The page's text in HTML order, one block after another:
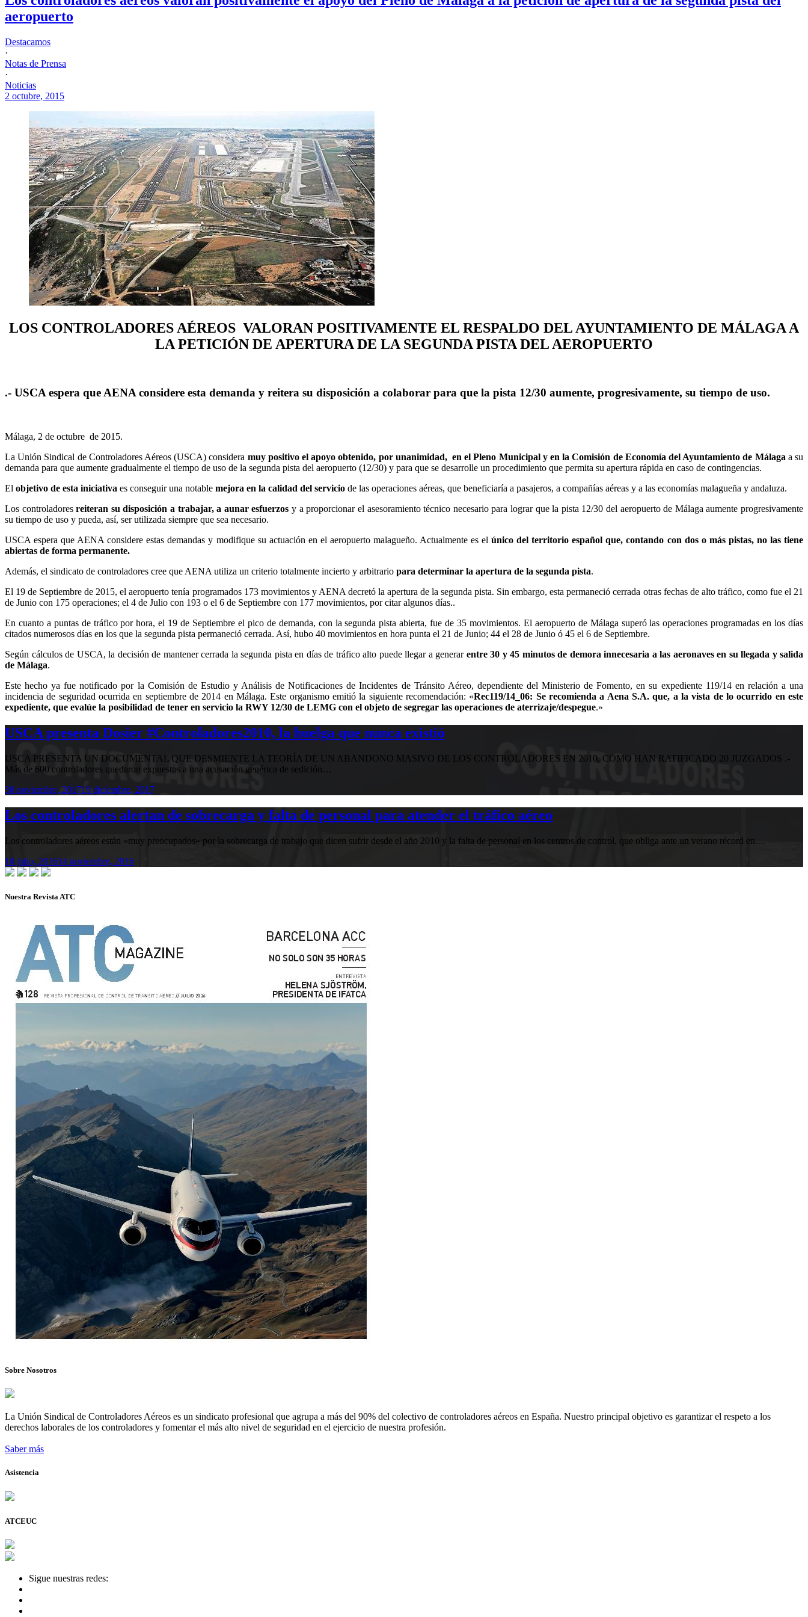
aeropuerto
Destacamos
·
Notas de Prensa
·
Noticias
2 octubre, 2015
LOS CONTROLADORES AÉREOS VALORAN POSITIVAMENTE EL RESPALDO DEL AYUNTAMIENTO DE MÁLAGA A
LA PETICIÓN DE APERTURA DE LA SEGUNDA PISTA DEL AEROPUERTO
.- USCA espera que AENA considere esta demanda y reitera su disposición a colaborar para que la pista 12/30 aumente, progresivamente, su tiempo de uso.
Málaga, 2 de octubre de 2015.
La Unión Sindical de Controladores Aéreos (USCA) considera muy positivo el apoyo obtenido, por unanimidad, en el Pleno Municipal y en la Comisión de Economía del Ayuntamiento de Málaga a su
demanda para que aumente gradualmente el tiempo de uso de la segunda pista del aeropuerto (12/30) y para que se desarrolle un procedimiento que permita su apertura rápida en caso de contingencias.
El objetivo de esta iniciativa es conseguir una notable mejora en la calidad del servicio de las operaciones aéreas, que beneficiaría a pasajeros, a compañías aéreas y a las economías malagueña y andaluza.
Los controladoresreiteran su disposición a trabajar, a aunar esfuerzosy a proporcionar el asesoramiento técnico necesario para lograr que la pista 12/30 del aeropuerto de Málaga aumente progresivamente
su tiempo de uso y pueda, así, ser utilizada siempre que sea necesario.
USCA espera que AENA considere estas demandas y modifique su actuación en el aeropuerto malagueño. Actualmente es elúnico del territorio español que, contando con dos o más pistas, no las tiene
abiertas de forma permanente.
Además, el sindicato de controladores cree que AENA utiliza un criterio totalmente incierto y arbitrario para determinar la apertura de la segunda pista.
El 19 de Septiembre de 2015, el aeropuerto tenía programados 173 movimientos y AENA decretó la apertura de la segunda pista. Sin embargo, esta permaneció cerrada otras fechas de alto tráfico, como fue el 21
de Junio con 175 operaciones; el 4 de Julio con 193 o el 6 de Septiembre con 177 movimientos, por citar algunos días..
En cuanto a puntas de tráfico por hora, el 19 de Septiembre el pico de demanda, con la segunda pista abierta, fue de 35 movimientos. El aeropuerto de Málaga superó las operaciones programadas en los días
citados numerosos días en los que la segunda pista permaneció cerrada. Así, hubo 40 movimientos en hora punta el 21 de Junio; 44 el 28 de Junio ó 45 el 6 de Septiembre.
Según cálculos de USCA, la decisión de mantener cerrada la segunda pista en días de tráfico alto puede llegar a generarentre 30 y 45 minutos de demora innecesaria a las aeronaves en su llegada y salida
de Málaga.
Este hecho ya fue notificado por la Comisión de Estudio y Análisis de Notificaciones de Incidentes de Tránsito Aéreo, dependiente del Ministerio de Fomento, en su expediente 119/14 en relación a una
incidencia de seguridad ocurrida en septiembre de 2014 en Málaga. Este organismo emitió la siguiente recomendación: «Rec119/14_06: Se recomienda a Aena S.A. que, a la vista de lo ocurrido en este
expediente, que evalúe la posibilidad de tener en servicio la RWY 12/30 de LEMG con el objeto de segregar las operaciones de aterrizaje/despegue.»
USCA presenta Dosier #Controladores2010, la huelga que nunca existió
USCA PRESENTA UN DOCUMENTAL QUE DESMIENTE LA TEORÍA DE UN ABANDONO MASIVO DE LOS CONTROLADORES EN 2010, COMO HAN RATIFICADO 20 JUZGADOS .-
Más de 600 controladores quedaron expuestos a una acusación genérica de sedición…
30 noviembre, 201719 diciembre, 2017
Los controladores alertan de sobrecarga y falta de personal para atender el tráfico aéreo
Los controladores aéreos están «muy preocupados» por la sobrecarga de trabajo que dicen sufrir desde el año 2010 y la falta de personal en los centros de control, que obliga ante un verano récord en…
18 julio, 201614 noviembre, 2016
Nuestra Revista ATC
Sobre Nosotros
La Unión Sindical de Controladores Aéreos es un sindicato profesional que agrupa a más del 90% del colectivo de controladores aéreos en España. Nuestro principal objetivo es garantizar el respeto a los
derechos laborales de los controladores y fomentar el más alto nivel de seguridad en el ejercicio de nuestra profesión.
Saber más
Asistencia
ATCEUC
Sigue nuestras redes: